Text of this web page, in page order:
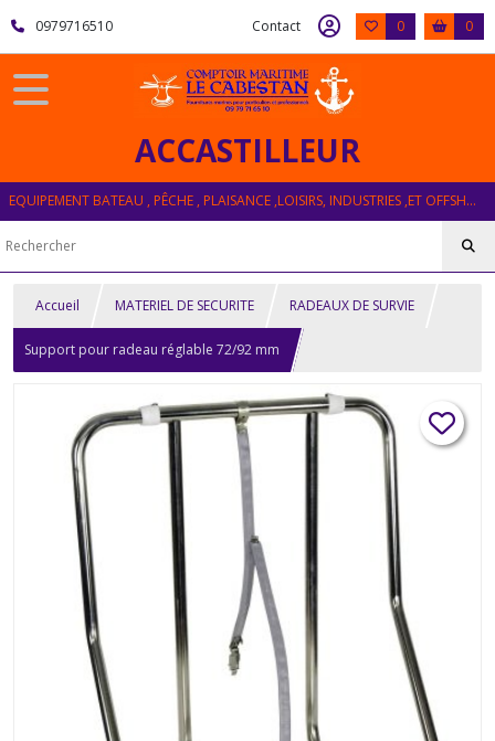
0979716510 Contact 0 0
ACCASTILLEUR
EQUIPEMENT BATEAU , PÊCHE , PLAISANCE ,LOISIRS, INDUSTRIES ,ET OFFSHORE
Accueil MATERIEL DE SECURITE RADEAUX DE SURVIE
Support pour radeau réglable 72/92 mm